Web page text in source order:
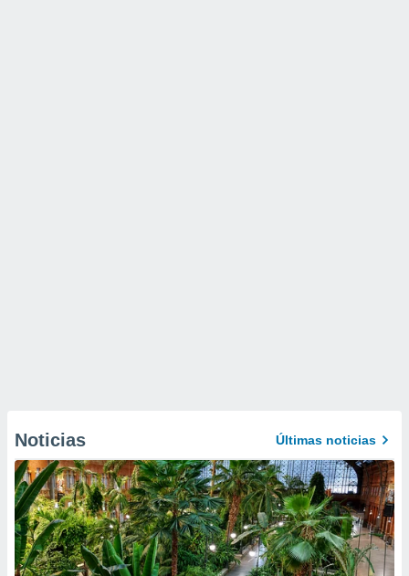
Noticias Últimas noticias